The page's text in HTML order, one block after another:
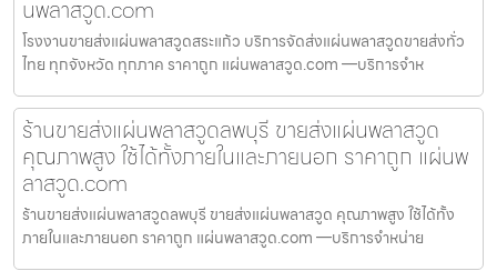
นพลาสวูด.com
โรงงานขายส่งแผ่นพลาสวูดสระแก้ว บริการจัดส่งแผ่นพลาสวูดขายส่งทั่ว
ไทย ทุกจังหวัด ทุกภาค ราคาถูก แผ่นพลาสวูด.com —บริการจำห
ร้านขายส่งแผ่นพลาสวูดลพบุรี ขายส่งแผ่นพลาสวูด
คุณภาพสูง ใช้ได้ทั้งภายในและภายนอก ราคาถูก แผ่นพ
ลาสวูด.com
ร้านขายส่งแผ่นพลาสวูดลพบุรี ขายส่งแผ่นพลาสวูด คุณภาพสูง ใช้ได้ทั้ง
ภายในและภายนอก ราคาถูก แผ่นพลาสวูด.com —บริการจำหน่าย